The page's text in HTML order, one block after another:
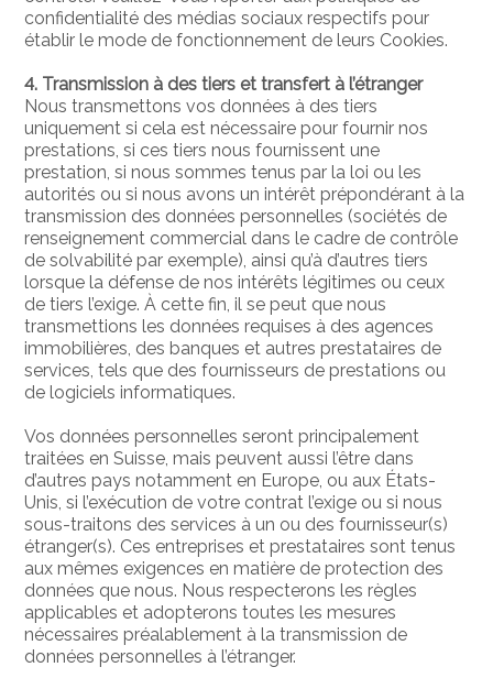
confidentialité des médias sociaux respectifs pour
établir le mode de fonctionnement de leurs Cookies.
4. Transmission à des tiers et transfert à l’étranger
Nous transmettons vos données à des tiers
uniquement si cela est nécessaire pour fournir nos
prestations, si ces tiers nous fournissent une
prestation, si nous sommes tenus par la loi ou les
autorités ou si nous avons un intérêt prépondérant à la
transmission des données personnelles (sociétés de
renseignement commercial dans le cadre de contrôle
de solvabilité par exemple), ainsi qu’à d’autres tiers
lorsque la défense de nos intérêts légitimes ou ceux
de tiers l’exige. À cette fin, il se peut que nous
transmettions les données requises à des agences
immobilières, des banques et autres prestataires de
services, tels que des fournisseurs de prestations ou
de logiciels informatiques.
Vos données personnelles seront principalement
traitées en Suisse, mais peuvent aussi l’être dans
d’autres pays notamment en Europe, ou aux États-
Unis, si l’exécution de votre contrat l’exige ou si nous
sous-traitons des services à un ou des fournisseur(s)
étranger(s). Ces entreprises et prestataires sont tenus
aux mêmes exigences en matière de protection des
données que nous. Nous respecterons les règles
applicables et adopterons toutes les mesures
nécessaires préalablement à la transmission de
données personnelles à l’étranger.